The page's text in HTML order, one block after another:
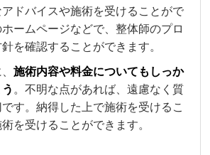
ドバイスや施術を受けることがで
ームページなどで、整体師のプロ
を確認することができます。
、施術内容や料金についてもしっか
。不明な点があれば、遠慮なく質
す。納得した上で施術を受けるこ
を受けることができます。